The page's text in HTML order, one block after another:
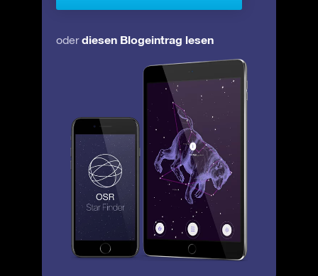
oderdiesen Blogeintrag lesen